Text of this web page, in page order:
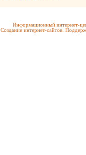
Информационный интернет-
Создание интернет-сайтов.